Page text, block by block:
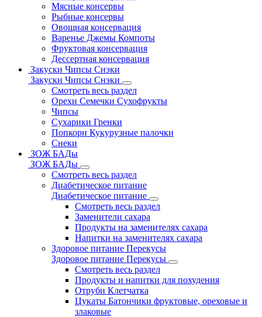
Мясные консервы
Рыбные консервы
Овощная консервация
Варенье Джемы Компоты
Фруктовая консервация
Дессертная консервация
Закуски Чипсы Снэки
Закуски Чипсы Снэки
Смотреть весь раздел
Орехи Семечки Сухофрукты
Чипсы
Сухарики Гренки
Попкорн Кукурузные палочки
Снеки
ЗОЖ БАДы
ЗОЖ БАДы
Смотреть весь раздел
Диабетическое питание
Диабетическое питание
Смотреть весь раздел
Заменители сахара
Продукты на заменителях сахара
Напитки на заменителях сахара
Здоровое питание Перекусы
Здоровое питание Перекусы
Смотреть весь раздел
Продукты и напитки для похудения
Отруби Клетчатка
Цукаты Батончики фруктовые, ореховые и
злаковые